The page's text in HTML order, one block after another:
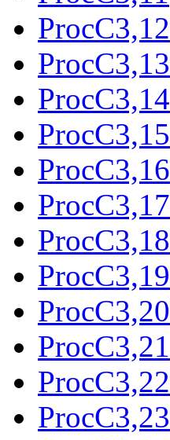
ProcC3,12
ProcC3,13
ProcC3,14
ProcC3,15
ProcC3,16
ProcC3,17
ProcC3,18
ProcC3,19
ProcC3,20
ProcC3,21
ProcC3,22
ProcC3,23